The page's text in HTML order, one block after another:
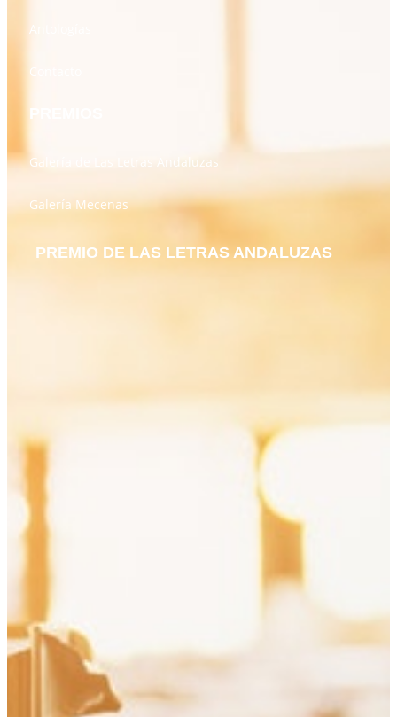
Antologías
Contacto
PREMIOS
Galería de Las Letras Andaluzas
Galería Mecenas
PREMIO DE LAS LETRAS ANDALUZAS